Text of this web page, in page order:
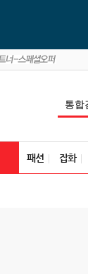
패션 잡화